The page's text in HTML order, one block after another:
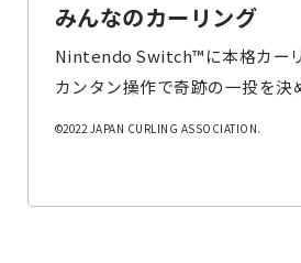
みんなのカーリング
Nintendo Switch™に本格カー
カンタン操作で奇跡の一投を決
©2022 JAPAN CURLING ASSOCIATION.